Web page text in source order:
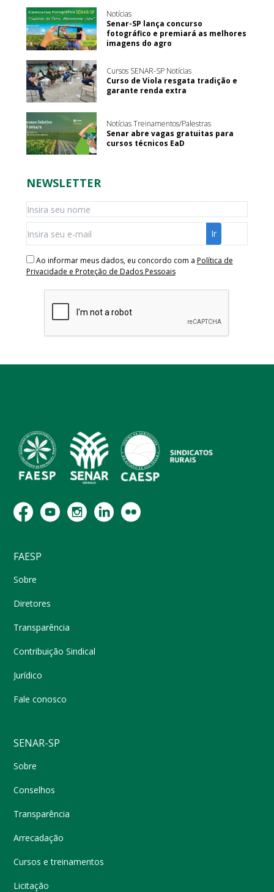
Notícias
Senar-SP lança concurso
fotográfico e premiará as melhores
imagens do agro
Cursos SENAR-SP Notícias
Curso de Viola resgata tradição e
garante renda extra
Notícias Treinamentos/Palestras
Senar abre vagas gratuitas para
cursos técnicos EaD
NEWSLETTER
Ao informar meus dados, eu concordo com a Política de
Privacidade e Proteção de Dados Pessoais
FAESP
Sobre
Diretores
Transparência
Contribuição Sindical
Jurídico
Fale conosco
SENAR-SP
Sobre
Conselhos
Transparência
Arrecadação
Cursos e treinamentos
Licitação